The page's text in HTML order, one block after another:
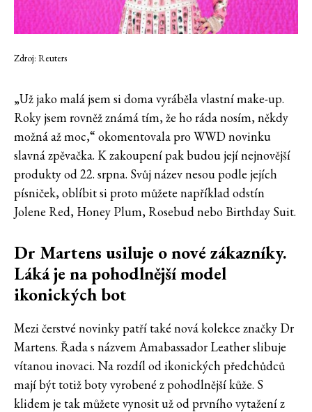
Zdroj: Reuters
„Už jako malá jsem si doma vyráběla vlastní make-up.
Roky jsem rovněž známá tím, že ho ráda nosím, někdy
možná až moc,“ okomentovala pro WWD novinku
slavná zpěvačka. K zakoupení pak budou její nejnovější
produkty od 22. srpna. Svůj název nesou podle jejích
písniček, oblíbit si proto můžete například odstín
Jolene Red, Honey Plum, Rosebud nebo Birthday Suit.
Dr Martens usiluje o nové zákazníky.
Láká je na pohodlnější model
ikonických bot
Mezi čerstvé novinky patří také nová kolekce značky Dr
Martens. Řada s názvem Amabassador Leather slibuje
vítanou inovaci. Na rozdíl od ikonických předchůdců
mají být totiž boty vyrobené z pohodlnější kůže. S
klidem je tak můžete vynosit už od prvního vytažení z